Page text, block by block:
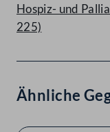
Hospiz- und
225)
Ähnliche